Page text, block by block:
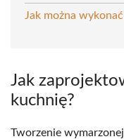
Jak można
Jak
kuchnię?
Tworzenie